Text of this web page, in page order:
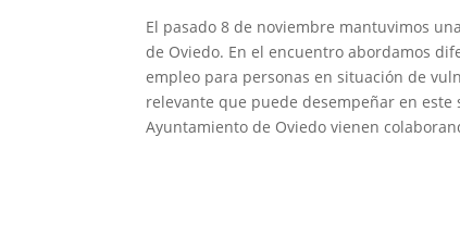
El pasado 8 de noviembre mantuvimos
de Oviedo. En el encuentro abordamos
empleo para personas en situación de
relevante que puede desempeñar en
Ayuntamiento de Oviedo vienen